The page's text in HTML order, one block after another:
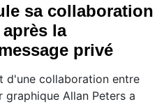
sa collaboration
la
privé
d'une collaboration entre
graphique Allan Peters a